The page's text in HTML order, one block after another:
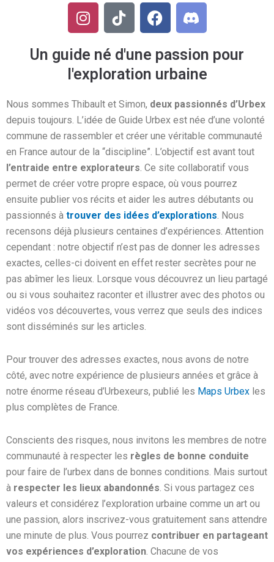
I
n
t
a
r
a
m
T
i
t
o
I
c
o
n
e
F
a
e
b
o
k
D
i
c
o
d
e
(
1
)
Un guide né d'une passion pour
l'exploration urbaine
Nous sommes Thibault et Simon, deux passionnés d’Urbex
depuis toujours. L’idée de Guide Urbex est née d’une volonté
commune de rassembler et créer une véritable communauté
en France autour de la “discipline”. L’objectif est avant tout
l’entraide entre explorateurs. Ce site collaboratif vous
permet de créer votre propre espace, où vous pourrez
ensuite publier vos récits et aider les autres débutants ou
passionnés à trouver des idées d’explorations. Nous
recensons déjà plusieurs centaines d’expériences. Attention
cependant : notre objectif n’est pas de donner les adresses
exactes, celles-ci doivent en effet rester secrètes pour ne
pas abîmer les lieux. Lorsque vous découvrez un lieu partagé
ou si vous souhaitez raconter et illustrer avec des photos ou
vidéos vos découvertes, vous verrez que seuls des indices
sont disséminés sur les articles.
Pour trouver des adresses exactes, nous avons de notre
côté, avec notre expérience de plusieurs années et grâce à
notre énorme réseau d’Urbexeurs, publié les Maps Urbex les
plus complètes de France.
Conscients des risques, nous invitons les membres de notre
communauté à respecter les règles de bonne conduite
pour faire de l’urbex dans de bonnes conditions. Mais surtout
à respecter les lieux abandonnés. Si vous partagez ces
valeurs et considérez l’exploration urbaine comme un art ou
une passion, alors inscrivez-vous gratuitement sans attendre
une minute de plus. Vous pourrez contribuer en partageant
vos expériences d’exploration. Chacune de vos